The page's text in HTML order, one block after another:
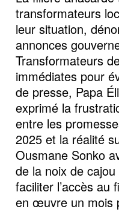
transformateurs
leur situation,
annonces
Transformateurs
immédiates pour
de presse, Papa
exprimé la
entre les
2025 et la réalité
Ousmane Sonko
de la noix de
faciliter l’accès au
en œuvre un mois